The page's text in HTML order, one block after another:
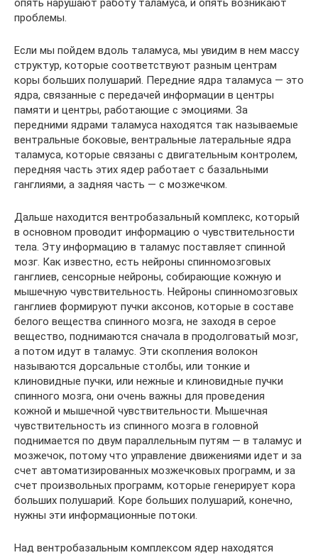
опять нарушают работу таламуса, и опять возникают
проблемы.
Если мы пойдем вдоль таламуса, мы увидим в нем массу
структур, которые соответствуют разным центрам
коры больших полушарий. Передние ядра таламуса — это
ядра, связанные с передачей информации в центры
памяти и центры, работающие с эмоциями. За
передними ядрами таламуса находятся так называемые
вентральные боковые, вентральные латеральные ядра
таламуса, которые связаны с двигательным контролем,
передняя часть этих ядер работает с базальными
ганглиями, а задняя часть — с мозжечком.
Дальше находится вентробазальный комплекс, который
в основном проводит информацию о чувствительности
тела. Эту информацию в таламус поставляет спинной
мозг. Как известно, есть нейроны спинномозговых
ганглиев, сенсорные нейроны, собирающие кожную и
мышечную чувствительность. Нейроны спинномозговых
ганглиев формируют пучки аксонов, которые в составе
белого вещества спинного мозга, не заходя в серое
вещество, поднимаются сначала в продолговатый мозг,
а потом идут в таламус. Эти скопления волокон
называются дорсальные столбы, или тонкие и
клиновидные пучки, или нежные и клиновидные пучки
спинного мозга, они очень важны для проведения
кожной и мышечной чувствительности. Мышечная
чувствительность из спинного мозга в головной
поднимается по двум параллельным путям — в таламус и
мозжечок, потому что управление движениями идет и за
счет автоматизированных мозжечковых программ, и за
счет произвольных программ, которые генерирует кора
больших полушарий. Коре больших полушарий, конечно,
нужны эти информационные потоки.
Над вентробазальным комплексом ядер находятся